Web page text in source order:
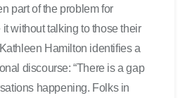
part of the problem for
without talking to those their
Hamilton identifies a
discourse: “There is a gap
happening. Folks in